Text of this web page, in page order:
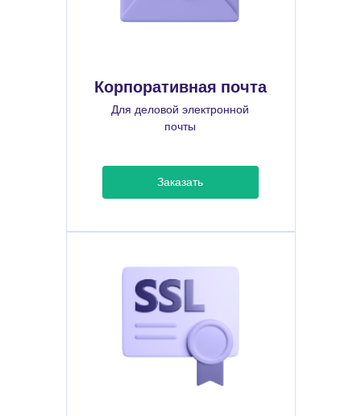
Корпоративная почта
Для деловой электронной
почты
Заказать